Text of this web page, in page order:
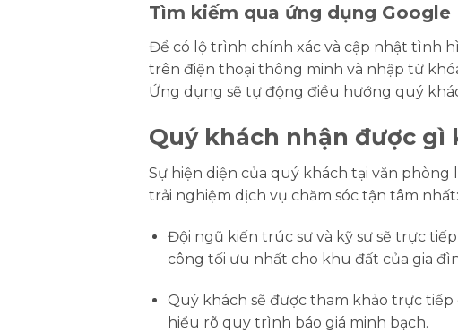
Tìm kiếm qua ứng dụng Google
Để có lộ trình chính xác và cập nhật tình
trên điện thoại thông minh và nhập từ
Ứng dụng sẽ tự động điều hướng quý
Quý khách nhận được gì
Sự hiện diện của quý khách tại văn phòng
trải nghiệm dịch vụ chăm sóc tận tâm nhất:
Đội ngũ kiến trúc sư và kỹ sư sẽ trực
công tối ưu nhất cho khu đất của gia
Quý khách sẽ được tham khảo trực
hiểu rõ quy trình báo giá minh bạch.